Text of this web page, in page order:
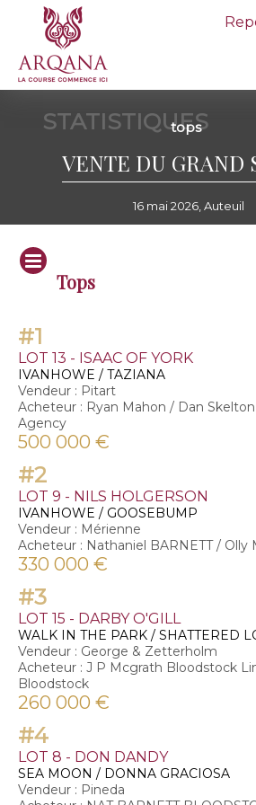
STATISTIQUES
tops
VENTE DU GRAND
16 mai 2026, Auteuil
Tops
#1
LOT 13 - ISAAC OF YORK
IVANHOWE / TAZIANA
Vendeur : Pitart
Acheteur : Ryan Mahon / Dan
Agency
500 000 €
#2
LOT 9 - NILS HOLGERSON
IVANHOWE / GOOSEBUMP
Vendeur : Mérienne
Acheteur : Nathaniel BARNETT / Olly
330 000 €
#3
LOT 15 - DARBY O'GILL
WALK IN THE PARK / SHATTERED
Vendeur : George & Zetterholm
Acheteur : J P Mcgrath Bloodstock
Bloodstock
260 000 €
#4
LOT 8 - DON DANDY
SEA MOON / DONNA GRACIOSA
Vendeur : Pineda